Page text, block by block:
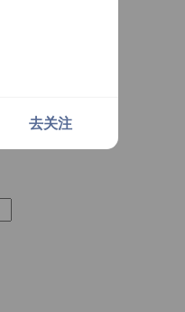
去关注